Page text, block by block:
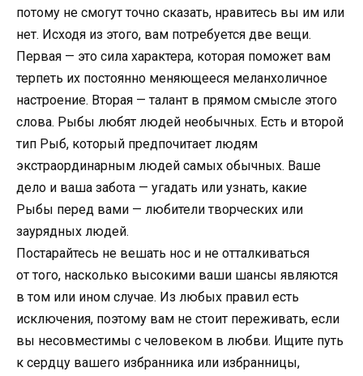
потому не смогут точно сказать, нравитесь вы им или
нет. Исходя из этого, вам потребуется две вещи.
Первая — это сила характера, которая поможет вам
терпеть их постоянно меняющееся меланхоличное
настроение. Вторая — талант в прямом смысле этого
слова. Рыбы любят людей необычных. Есть и второй
тип Рыб, который предпочитает людям
экстраординарным людей самых обычных. Ваше
дело и ваша забота — угадать или узнать, какие
Рыбы перед вами — любители творческих или
заурядных людей.
Постарайтесь не вешать нос и не отталкиваться
от того, насколько высокими ваши шансы являются
в том или ином случае. Из любых правил есть
исключения, поэтому вам не стоит переживать, если
вы несовместимы с человеком в любви. Ищите путь
к сердцу вашего избранника или избранницы,